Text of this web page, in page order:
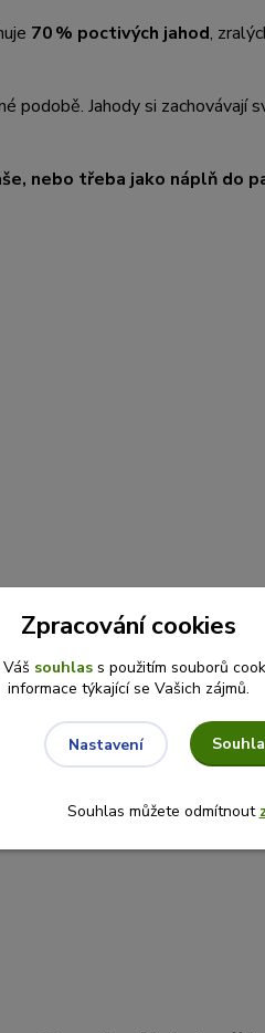
70 % poctivých jahod,
podobě. Jahody si zachovávají
nebo třeba jako náplň do
Zpracování cookies
souhlass použitím souborů
informace týkající se Vašich zájmů.
Nastavení
Souhlas můžete odmítnout